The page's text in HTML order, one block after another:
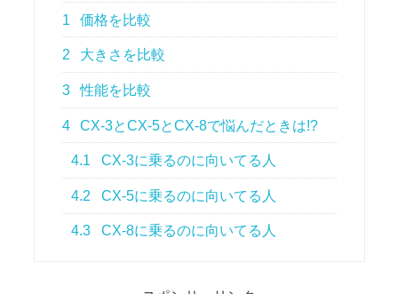
1 価格を比較
2 大きさを比較
3 性能を比較
4 CX-3とCX-5とCX-8で悩んだときは!?
4.1 CX-3に乗るのに向いてる人
4.2 CX-5に乗るのに向いてる人
4.3 CX-8に乗るのに向いてる人